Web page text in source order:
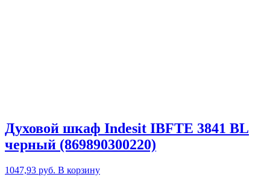
Духовой шкаф Indesit IBFTE 3841 BL
черный (869890300220)
1047,93 руб. В корзину